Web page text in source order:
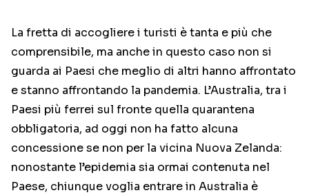
La fretta di accogliere i turisti è tanta e più che
comprensibile, ma anche in questo caso non si
guarda ai Paesi che meglio di altri hanno affrontato
e stanno affrontando la pandemia. L’Australia, tra i
Paesi più ferrei sul fronte quella quarantena
obbligatoria, ad oggi non ha fatto alcuna
concessione se non per la vicina Nuova Zelanda:
nonostante l’epidemia sia ormai contenuta nel
Paese, chiunque voglia entrare in Australia è